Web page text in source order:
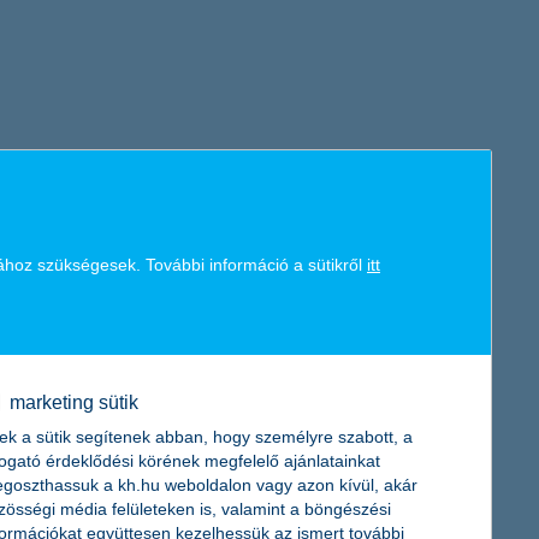
szükségesek. További információ a sütikről itt
marketing sütik
a sütik segítenek abban, hogy személyre szabott, a
érdeklődési körének megfelelő ajánlatainkat
a kh.hu weboldalon vagy azon kívül, akár
média felületeken is, valamint a böngészési
együttesen kezelhessük az ismert további